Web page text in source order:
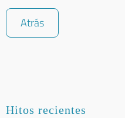
Atrás
Hitos recientes